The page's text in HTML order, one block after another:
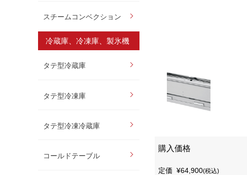
スチームコンベクション
冷蔵庫、冷凍庫、製氷機
タテ型冷蔵庫
タテ型冷凍庫
タテ型冷凍冷蔵庫
コールドテーブル
購入価格
定価 ¥64,900(税込)